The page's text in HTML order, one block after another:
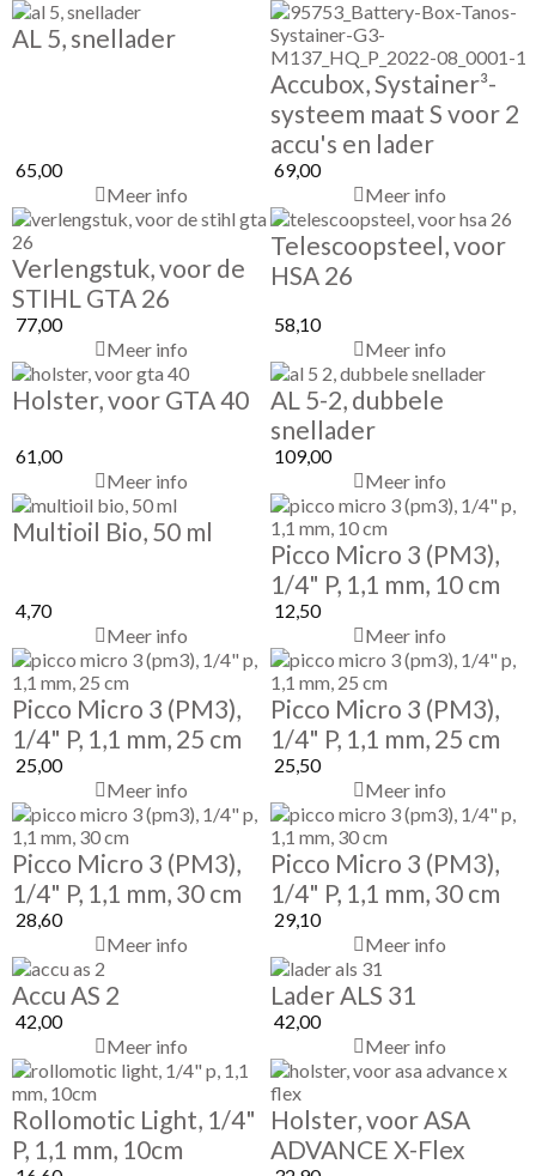
AL 5, snellader
65,00
Meer info
Accubox, Systainer³-
systeem maat S voor 2
accu's en lader
69,00
Meer info
Verlengstuk, voor de
STIHL GTA 26
77,00
Meer info
Telescoopsteel, voor
HSA 26
58,10
Meer info
Holster, voor GTA 40
61,00
Meer info
AL 5-2, dubbele
snellader
109,00
Meer info
Multioil Bio, 50 ml
4,70
Meer info
Picco Micro 3 (PM3),
1/4" P, 1,1 mm, 10 cm
12,50
Meer info
Picco Micro 3 (PM3),
1/4" P, 1,1 mm, 25 cm
25,00
Meer info
Picco Micro 3 (PM3),
1/4" P, 1,1 mm, 25 cm
25,50
Meer info
Picco Micro 3 (PM3),
1/4" P, 1,1 mm, 30 cm
28,60
Meer info
Picco Micro 3 (PM3),
1/4" P, 1,1 mm, 30 cm
29,10
Meer info
Accu AS 2
42,00
Meer info
Lader ALS 31
42,00
Meer info
Rollomotic Light, 1/4"
P, 1,1 mm, 10cm
Holster, voor ASA
ADVANCE X-Flex